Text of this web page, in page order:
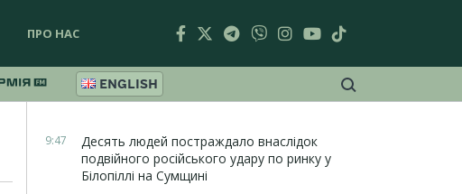
ПРО НАС
ENGLISH
9:47
Десять людей постраждало внаслідок
подвійного російського удару по ринку у
Білопіллі на Сумщині